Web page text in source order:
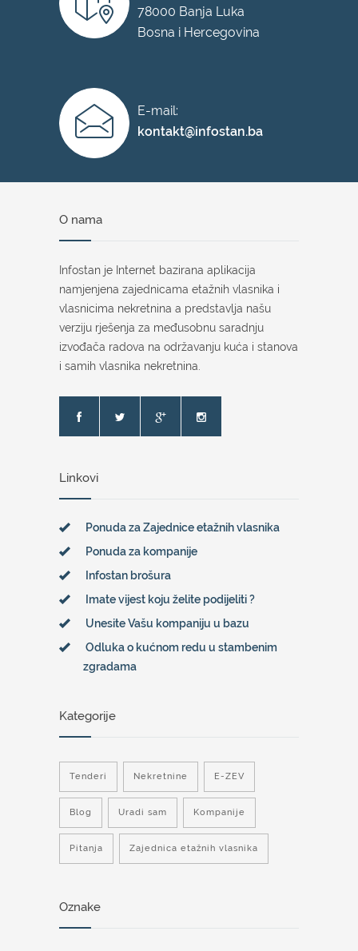
78000 Banja Luka
Bosna i Hercegovina
E-mail:
kontakt@infostan.ba
O nama
Infostan je Internet bazirana aplikacija
namjenjena zajednicama etažnih vlasnika i
vlasnicima nekretnina a predstavlja našu
verziju rješenja za međusobnu saradnju
izvođača radova na održavanju kuća i stanova
i samih vlasnika nekretnina.
Linkovi
Ponuda za Zajednice etažnih vlasnika
Ponuda za kompanije
Infostan brošura
Imate vijest koju želite podijeliti ?
Unesite Vašu kompaniju u bazu
Odluka o kućnom redu u stambenim
zgradama
Kategorije
Tenderi Nekretnine E-ZEV
Blog Uradi sam Kompanije
Pitanja Zajednica etažnih vlasnika
Oznake